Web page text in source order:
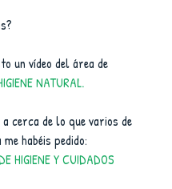
un vídeo del área de
NATURAL.
cerca de lo que varios de
habéis pedido:
HIGIENE Y CUIDADOS